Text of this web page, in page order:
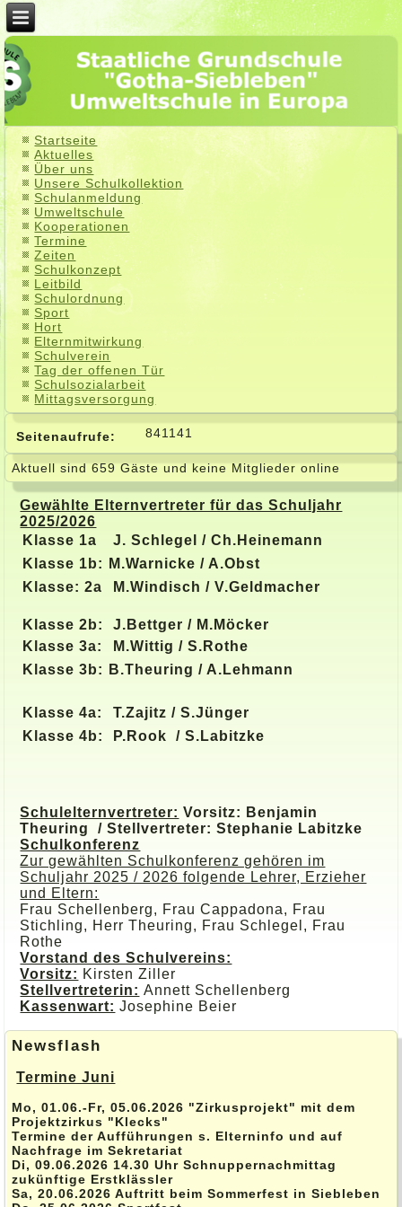
Startseite
Aktuelles
Über uns
Unsere Schulkollektion
Schulanmeldung
Umweltschule
Kooperationen
Termine
Zeiten
Schulkonzept
Leitbild
Schulordnung
Sport
Hort
Elternmitwirkung
Schulverein
Tag der offenen Tür
Schulsozialarbeit
Mittagsversorgung
Seitenaufrufe: 841141
Aktuell sind 659 Gäste und keine Mitglieder online
Gewählte Elternvertreter für das Schuljahr
2025/2026
Klasse 1a
J. Schlegel / Ch.Heinemann
Klasse 1b:
M.Warnicke / A.Obst
Klasse: 2a
M.Windisch / V.Geldmacher
Klasse 2b:
J.Bettger / M.Möcker
Klasse 3a:
M.Wittig / S.Rothe
Klasse 3b:
B.Theuring / A.Lehmann
Klasse 4a:
T.Zajitz / S.Jünger
Klasse 4b:
P.Rook / S.Labitzke
Schulelternvertreter: Vorsitz: Benjamin
Theuring / Stellvertreter: Stephanie Labitzke
Schulkonferenz
Zur gewählten Schulkonferenz gehören im
Schuljahr 2025 / 2026 folgende Lehrer, Erzieher
und Eltern:
Frau Schellenberg, Frau Cappadona, Frau
Stichling, Herr Theuring, Frau Schlegel, Frau
Rothe
Vorstand des Schulvereins:
Vorsitz: Kirsten Ziller
Stellvertreterin: Annett Schellenberg
Kassenwart: Josephine Beier
Newsflash
Termine Juni
Mo, 01.06.-Fr, 05.06.2026 "Zirkusprojekt" mit dem
Projektzirkus "Klecks"
Termine der Aufführungen s. Elterninfo und auf
Nachfrage im Sekretariat
Di, 09.06.2026 14.30 Uhr Schnuppernachmittag
zukünftige Erstklässler
Sa, 20.06.2026 Auftritt beim Sommerfest in Siebleben